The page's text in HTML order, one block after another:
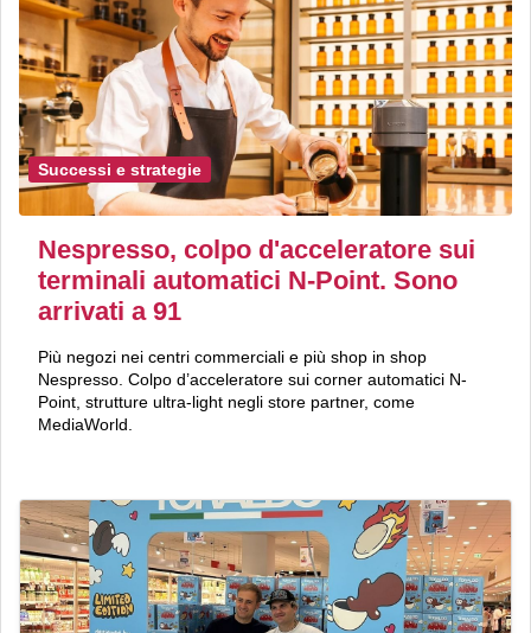
Successi e strategie
Nespresso, colpo d'acceleratore sui
terminali automatici N-Point. Sono
arrivati a 91
Più negozi nei centri commerciali e più shop in shop
Nespresso. Colpo d’acceleratore sui corner automatici N-
Point, strutture ultra-light negli store partner, come
MediaWorld.